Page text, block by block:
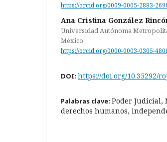
https://orcid.org/0009-0005-2883-
Ana Cristina González
Universidad Autónoma
México
https://orcid.org/0000-0003-0305-
DOI: https://doi.org/10.35292/
Palabras clave: Poder Judicial,
derechos humanos,